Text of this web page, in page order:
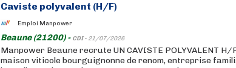
Caviste polyvalent (H/F)
Emploi Manpower
Beaune (21200) - CDI - 21/07/2026
Manpower Beaune recrute UN CAVISTE POLYVALENT H/
maison viticole bourguignonne de renom, entreprise